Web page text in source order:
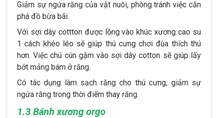
Giảm sự ngứa răng của vật nuôi, phòng tránh việc cắn
phá đồ bừa bãi.
Với sợi dây cottton được lồng vào khúc xương cao su
1 cách khéo léo sẽ giúp thú cưng chơi đùa thích thú
hơn. Việc chú cún gặm vào sợi dây cotton sẽ giúp lấy
bớt mảng bám ở răng.
Có tác dụng làm sạch răng cho thú cưng, giảm sự
ngứa răng trong thời điểm thay răng.
1.3 Bánh xương orgo